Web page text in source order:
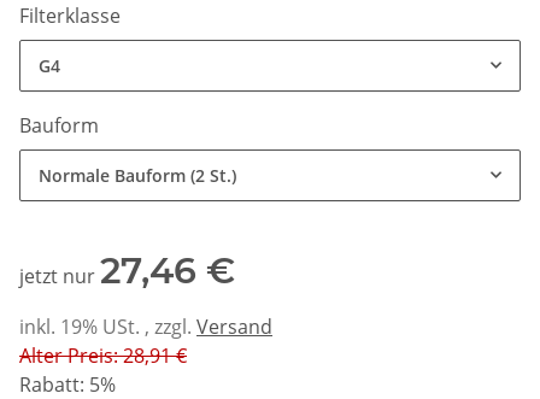
Filterklasse
G4
Bauform
Normale Bauform (2 St.)
jetzt nur27,46 €
inkl. 19% USt. , zzgl. Versand
Alter Preis: 28,91 €
Rabatt: 5%